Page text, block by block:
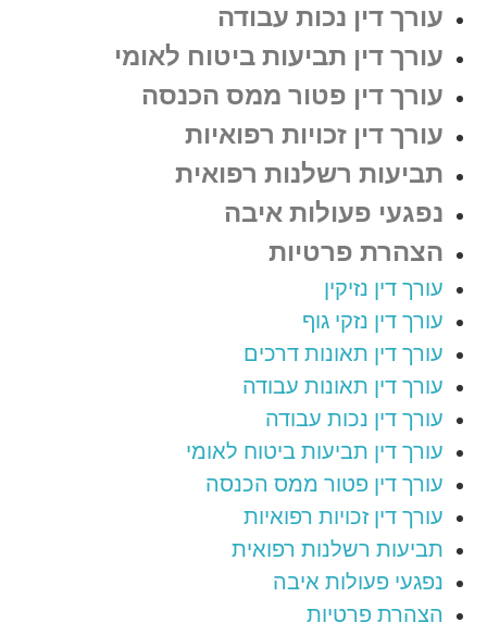
עורך דין נכות עבודה
עורך דין תביעות ביטוח לאומי
עורך דין פטור ממס הכנסה
עורך דין זכויות רפואיות
תביעות רשלנות רפואית
נפגעי פעולות איבה
הצהרת פרטיות
עורך דין נזיקין
עורך דין נזקי גוף
עורך דין תאונות דרכים
עורך דין תאונות עבודה
עורך דין נכות עבודה
עורך דין תביעות ביטוח לאומי
עורך דין פטור ממס הכנסה
עורך דין זכויות רפואיות
תביעות רשלנות רפואית
נפגעי פעולות איבה
הצהרת פרטיות